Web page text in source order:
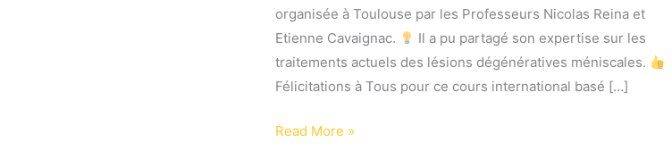
organisée à Toulouse par les Professeurs Nicolas Reina et
Etienne Cavaignac.
Il a pu partagé son expertise sur les
traitements actuels des lésions dégénératives méniscales.
Félicitations à Tous pour ce cours international basé […]
Le
Read More »